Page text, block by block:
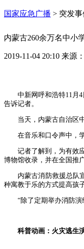
国家应急广播 > 突发
内蒙古260余万名中小
2019-11-04 20:10 来源：
中新网呼和浩特11月
告诉记者。
当天，内蒙古自治区
在音乐和口令声中，
记者了解到，为有效
博物馆收录，并在全国推
内蒙古消防救援总队
种寓教于乐的方式提高孩
“除了定期举办消防
科普动画：火灾逃生